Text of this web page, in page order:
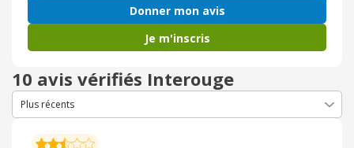
Donner mon avis
Je m'inscris
10 avis vérifiés Interouge